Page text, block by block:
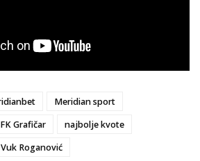
Meridian sport
FK Grafičar
najbolje kvote
Vuk Roganović